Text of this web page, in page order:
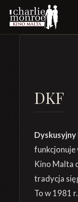
DKF
Dyskusyjny
funkcjonuje
Kino Malta
tradycja
To w 1981